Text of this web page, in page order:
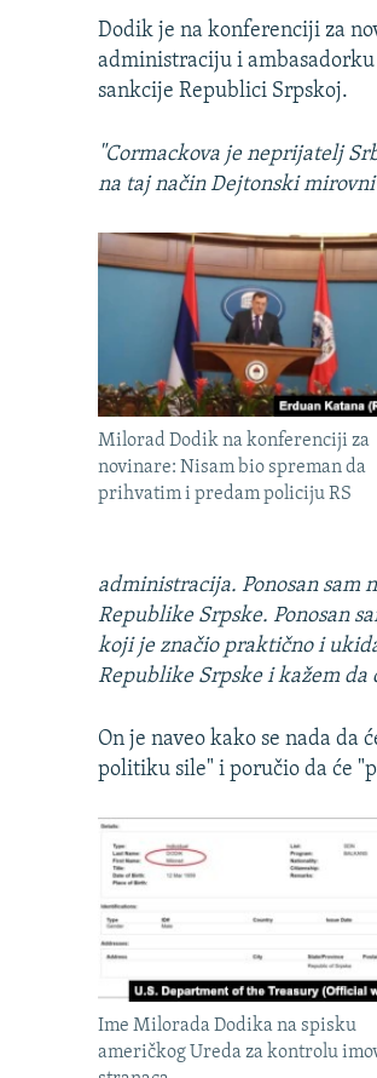
Dodik je na konferenciji za
administraciju i
sankcije Republici Srpskoj.
"Cormackova je neprijatelj
na taj način Dejtonski
Milorad Dodik na konferenciji za
novinare: Nisam bio spreman da
prihvatim i predam policiju RS
administracija. Ponosan sam
Republike Srpske. Ponosan
koji je značio praktično i
Republike Srpske i kažem da
On je naveo kako se nada
politiku sile" i poručio da će
Ime Milorada Dodika na spisku
američkog Ureda za kontrolu